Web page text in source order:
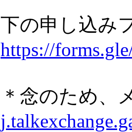
下の申し込み
https://
＊念のため、